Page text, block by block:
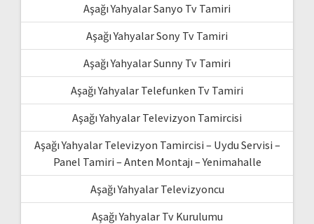
Aşağı Yahyalar Sanyo Tv Tamiri
Aşağı Yahyalar Sony Tv Tamiri
Aşağı Yahyalar Sunny Tv Tamiri
Aşağı Yahyalar Telefunken Tv Tamiri
Aşağı Yahyalar Televizyon Tamircisi
Aşağı Yahyalar Televizyon Tamircisi – Uydu Servisi –
Panel Tamiri – Anten Montajı – Yenimahalle
Aşağı Yahyalar Televizyoncu
Aşağı Yahyalar Tv Kurulumu